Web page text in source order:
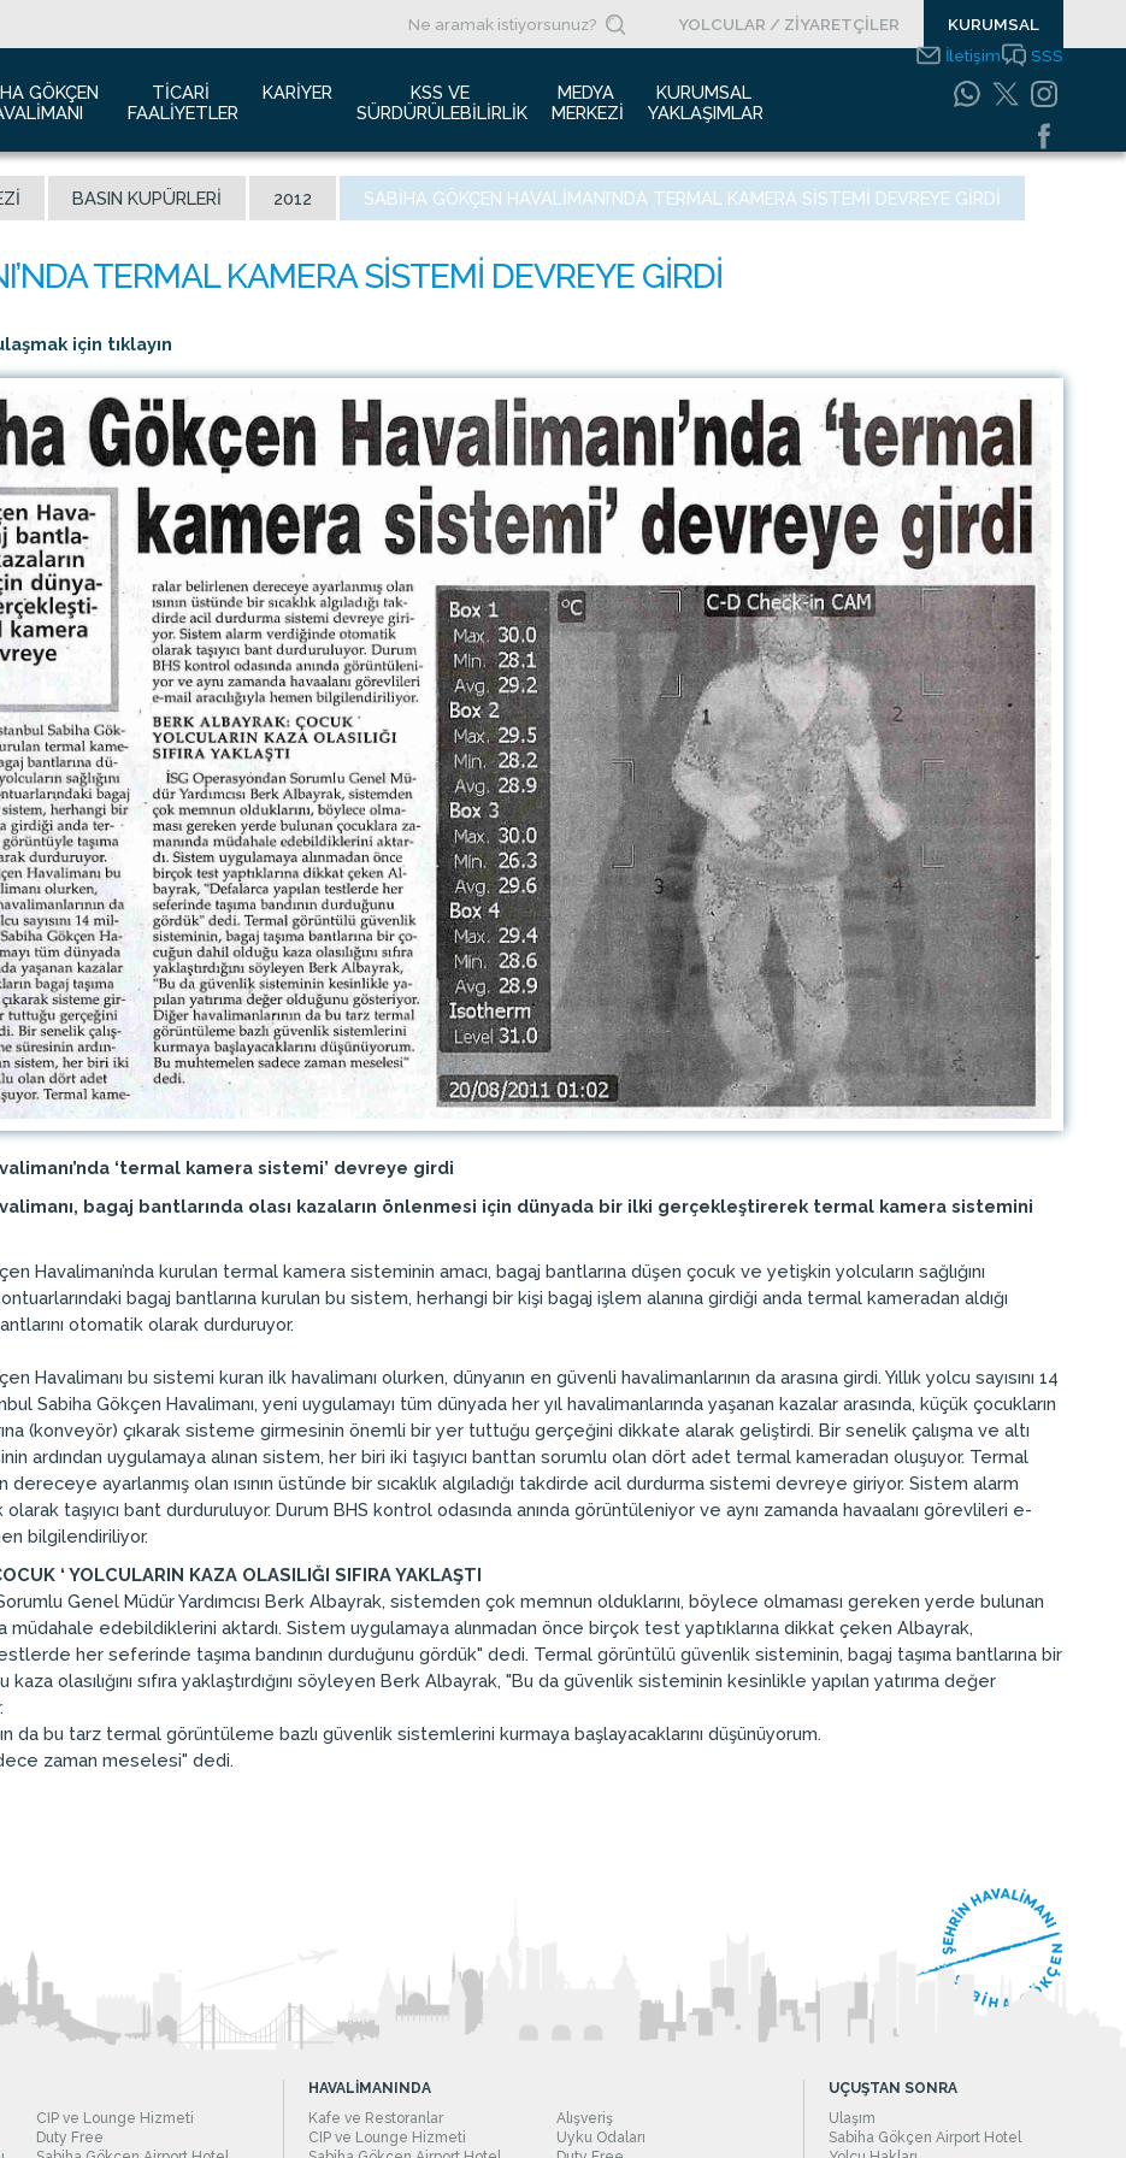
YOLCULAR / ZİYARETÇİLER KURUMSAL
GÖKÇEN
Trafik Raporu
Bilgileri
Gökçen Kimdir?
Airports Holdings Berhad
TICARI
FAALIYETLER
Havacılık Pazarlama
Reklam Fırsatları
Kiralık Alanlar
Konferans Salonu
İhale Duyuruları
KARIYER
İnsan Kaynakları Politikası
KSS VE
SÜRDÜRÜLEBILIRLIK
Yeşil Havaalanı Projesi
Engelsiz Havaalanı
MEDYA
MERKEZI
Basın Kupürleri
Fotoğraf Galerisi
KURUMSAL
YAKLAŞIMLAR
Sistemleri Politikamız
Sistemi
Gıda Güvenliği
Bilgi Toplumu
Hizmetleri
Enerji Yönetim Sistemi
Politikası
İletişim SSS
BASIN KUPÜRLERI 2012 SABIHA GÖKÇEN HAVALIMANI’NDA TERMAL KAMERA SISTEMI DEVREYE GIRDI
için tıklayın
‘termal kamera sistemi’ devreye girdi
bagaj bantlarında olası kazaların önlenmesi için dünyada bir ilki gerçekleştirerek termal kamera sistemini
Havalimanı’nda kurulan termal kamera sisteminin amacı, bagaj bantlarına düşen çocuk ve yetişkin yolcuların sağlığını
bagaj bantlarına kurulan bu sistem, herhangi bir kişi bagaj işlem alanına girdiği anda termal kameradan aldığı
otomatik olarak durduruyor.
Havalimanı bu sistemi kuran ilk havalimanı olurken, dünyanın en güvenli havalimanlarının da arasına girdi. Yıllık yolcu sayısını 14
Sabiha Gökçen Havalimanı, yeni uygulamayı tüm dünyada her yıl havalimanlarında yaşanan kazalar arasında, küçük çocukların
(konveyör) çıkarak sisteme girmesinin önemli bir yer tuttuğu gerçeğini dikkate alarak geliştirdi. Bir senelik çalışma ve altı
ardından uygulamaya alınan sistem, her biri iki taşıyıcı banttan sorumlu olan dört adet termal kameradan oluşuyor. Termal
ayarlanmış olan ısının üstünde bir sıcaklık algıladığı takdirde acil durdurma sistemi devreye giriyor. Sistem alarm
taşıyıcı bant durduruluyor. Durum BHS kontrol odasında anında görüntüleniyor ve aynı zamanda havaalanı görevlileri e-
bilgilendiriliyor.
‘ YOLCULARIN KAZA OLASILIĞI SIFIRA YAKLAŞTI
Genel Müdür Yardımcısı Berk Albayrak, sistemden çok memnun olduklarını, böylece olmaması gereken yerde bulunan
müdahale edebildiklerini aktardı. Sistem uygulamaya alınmadan önce birçok test yaptıklarına dikkat çeken Albayrak,
her seferinde taşıma bandının durduğunu gördük" dedi. Termal görüntülü güvenlik sisteminin, bagaj taşıma bantlarına bir
olasılığını sıfıra yaklaştırdığını söyleyen Berk Albayrak, "Bu da güvenlik sisteminin kesinlikle yapılan yatırıma değer
da bu tarz termal görüntüleme bazlı güvenlik sistemlerini kurmaya başlayacaklarını düşünüyorum.
zaman meselesi" dedi.
CIP ve Lounge Hizmeti
Duty Free
HAVALİMANINDA
Kafe ve Restoranlar
Alışveriş
CIP ve Lounge Hizmeti
Uyku Odaları
UÇUŞTAN SONRA
Ulaşım
Sabiha Gökçen Airport Hotel